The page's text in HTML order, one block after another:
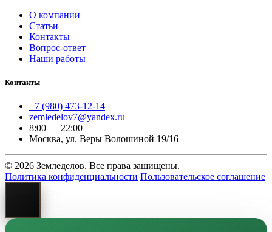
О компании
Статьи
Контакты
Вопрос-ответ
Наши работы
Контакты
+7 (980) 473-12-14
zemledelov7@yandex.ru
8:00 — 22:00
Москва, ул. Веры Волошиной 19/16
© 2026 Земледелов. Все права защищены.
Политика конфиденциальности Пользовательское соглашение